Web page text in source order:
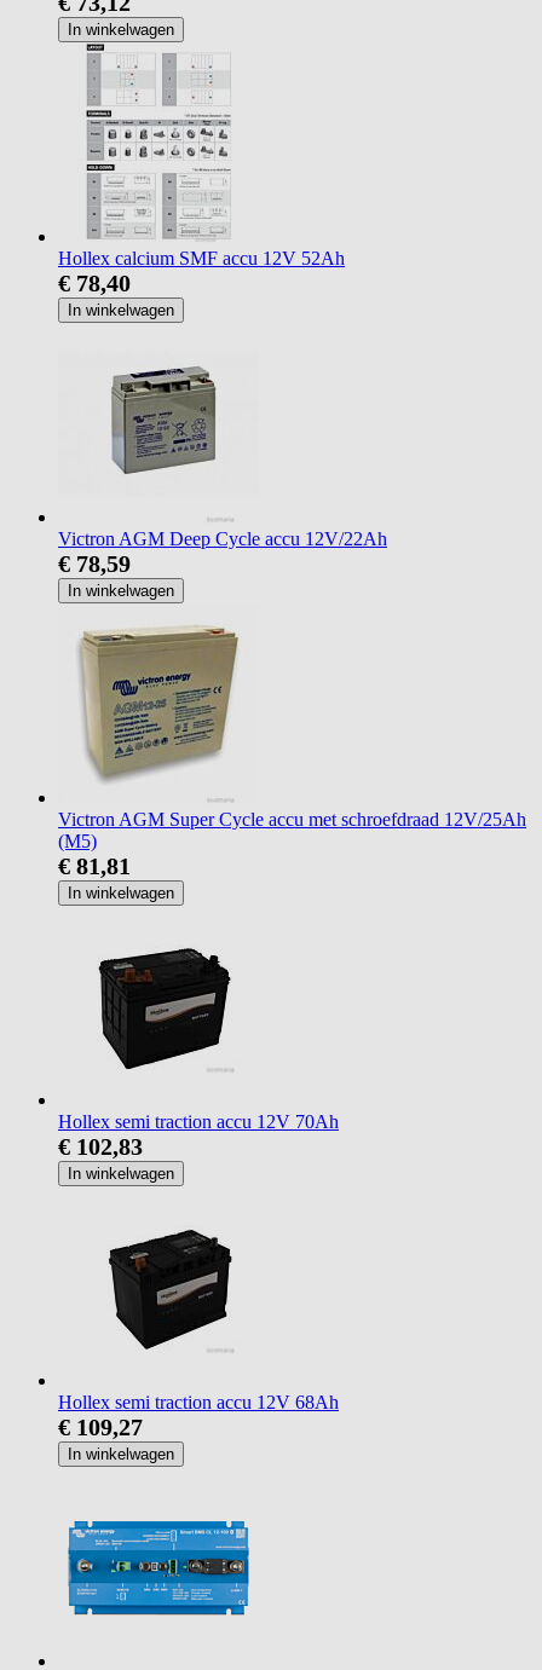
In winkelwagen
Hollex calcium SMF accu 12V 52Ah
€ 78,40
In winkelwagen
Victron AGM Deep Cycle accu 12V/22Ah
€ 78,59
In winkelwagen
Victron AGM Super Cycle accu met schroefdraad 12V/25Ah
(M5)
€ 81,81
In winkelwagen
Hollex semi traction accu 12V 70Ah
€ 102,83
In winkelwagen
Hollex semi traction accu 12V 68Ah
€ 109,27
In winkelwagen